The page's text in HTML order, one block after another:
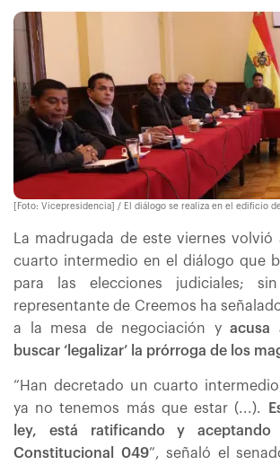
[Foto: Vicepresidencia] / El diálogo se realiza en el edificio
La madrugada de este viernes volvió
cuarto intermedio en el diálogo que
para las elecciones judiciales;
representante de Creemos ha
a la mesa de negociación yacusa
buscar ‘legalizar’ la prórroga de los
“Han decretado un cuarto
ya no tenemos más que estar (...).
ley, está ratificando y aceptando
Constitucional 049”, señaló el